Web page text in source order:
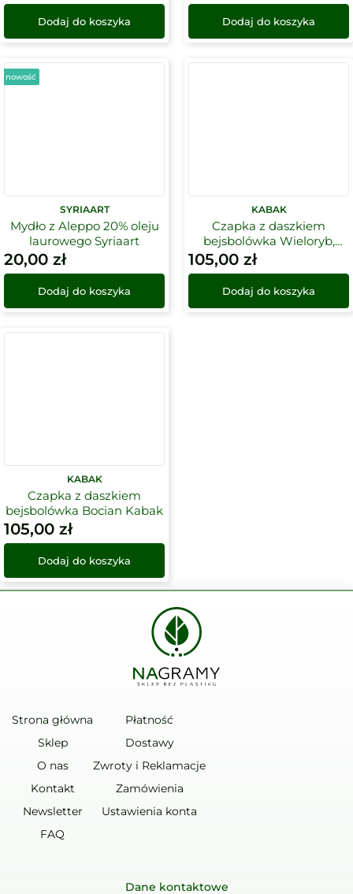
Dodaj do koszyka Dodaj do koszyka
nowość
SYRIAART
Mydło z Aleppo 20% oleju
laurowego Syriaart
20,00 zł
Dodaj do koszyka
KABAK
Czapka z daszkiem
bejsbolówka Wieloryb,
granatowa, Kabak
105,00 zł
Dodaj do koszyka
KABAK
Czapka z daszkiem
bejsbolówka Bocian Kabak
105,00 zł
Dodaj do koszyka
Dane kontaktowe
Strona główna
Sklep
O nas
Kontakt
Newsletter
FAQ
Płatność
Dostawy
Zwroty i Reklamacje
Zamówienia
Ustawienia konta